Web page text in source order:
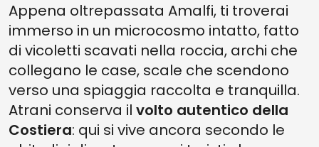
Appena oltrepassata Amalfi, ti troverai
immerso in un microcosmo intatto, fatto
di vicoletti scavati nella roccia, archi che
collegano le case, scale che scendono
verso una spiaggia raccolta e tranquilla.
Atrani conserva il volto autentico della
Costiera: qui si vive ancora secondo le